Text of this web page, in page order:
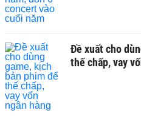
Đề xuất cho
thế chấp, vay